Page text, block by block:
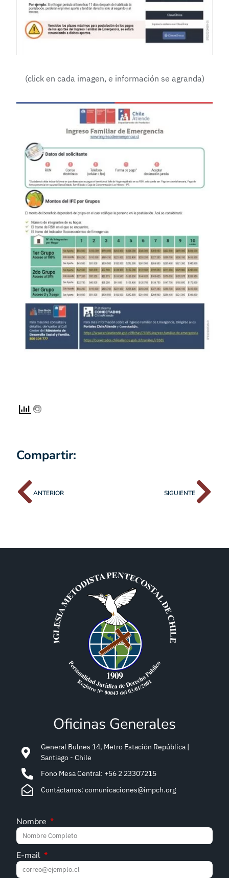
(click en cada imagen, e información se agranda)
Compartir:
ANTERIOR SIGUIENTE
Oficinas Generales
General Bulnes 14, Metro Estación República |
Santiago - Chile
Fono Mesa Central: +56 2 23307215
Contáctanos: comunicaciones@impch.org
Nombre
E-mail